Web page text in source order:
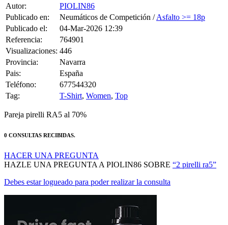
Autor:
PIOLIN86
Publicado en:
Neumáticos de Competición /Asfalto >= 18p
Publicado el:
04-Mar-2026 12:39
Referencia:
764901
Visualizaciones: 446
Provincia:
Navarra
Pais:
España
Teléfono:
677544320
Tag:
T-Shirt, Women, Top
Pareja pirelli RA5 al 70%
0 CONSULTAS RECIBIDAS.
HACER UNA PREGUNTA
HAZLE UNA PREGUNTA A PIOLIN86 SOBRE “2 pirelli ra5”
Debes estar logueado para poder realizar la consulta